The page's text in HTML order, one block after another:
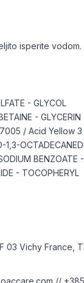
isperite vodom.
- GLYCOL
- GLYCERIN
/ Acid Yellow
1,3-
BENZOATE -
- TOCOPHERYL
03 Vichy France,
// +385